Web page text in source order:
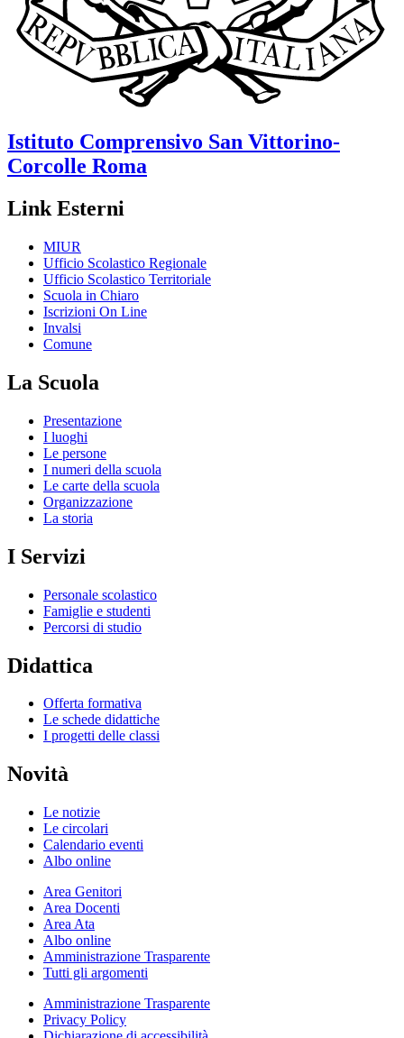
Istituto Comprensivo San Vittorino-
Corcolle Roma
Link Esterni
MIUR
Ufficio Scolastico Regionale
Ufficio Scolastico Territoriale
Scuola in Chiaro
Iscrizioni On Line
Invalsi
Comune
La Scuola
Presentazione
I luoghi
Le persone
I numeri della scuola
Le carte della scuola
Organizzazione
La storia
I Servizi
Personale scolastico
Famiglie e studenti
Percorsi di studio
Didattica
Offerta formativa
Le schede didattiche
I progetti delle classi
Novità
Le notizie
Le circolari
Calendario eventi
Albo online
Area Genitori
Area Docenti
Area Ata
Albo online
Amministrazione Trasparente
Tutti gli argomenti
Amministrazione Trasparente
Privacy Policy